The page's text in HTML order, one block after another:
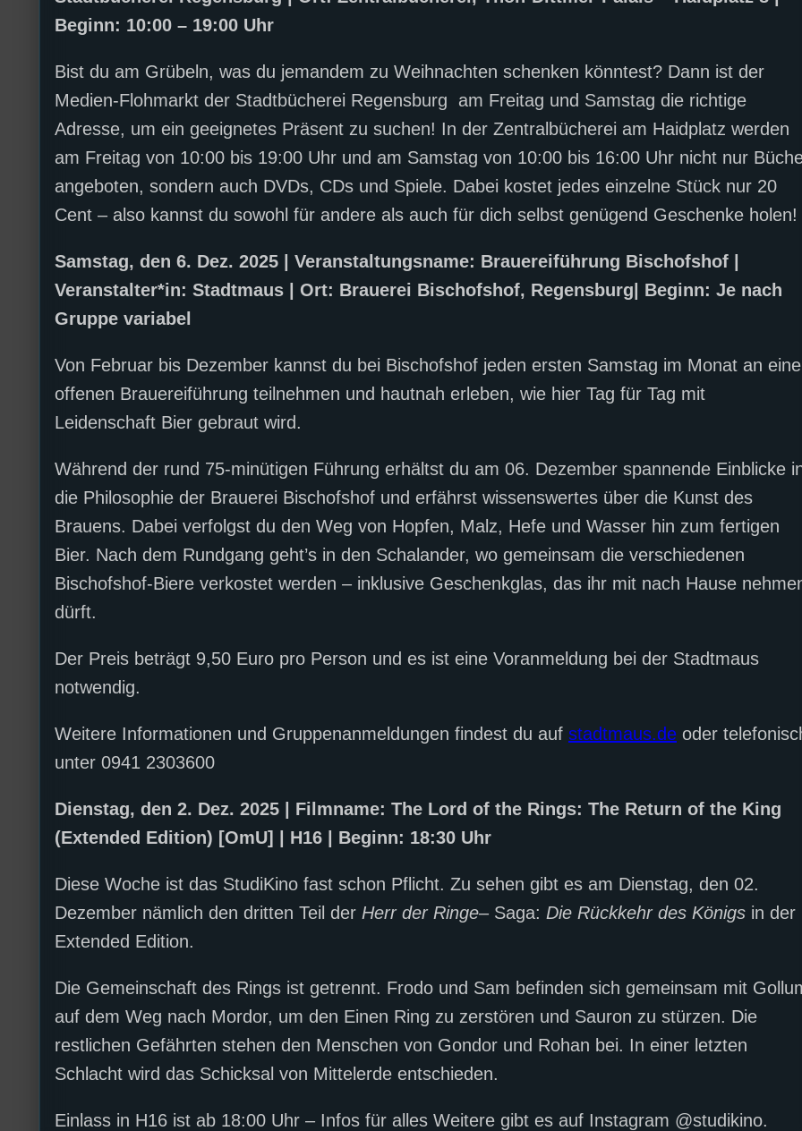
Beginn: 10:00 – 19:00 Uhr
Bist du am Grübeln, was du jemandem zu Weihnachten schenken könntest? Dann ist der
Medien-Flohmarkt der Stadtbücherei Regensburg am Freitag und Samstag die richtige
Adresse, um ein geeignetes Präsent zu suchen! In der Zentralbücherei am Haidplatz werden
am Freitag von 10:00 bis 19:00 Uhr und am Samstag von 10:00 bis 16:00 Uhr nicht nur
angeboten, sondern auch DVDs, CDs und Spiele. Dabei kostet jedes einzelne Stück nur 20
Cent – also kannst du sowohl für andere als auch für dich selbst genügend Geschenke holen!
Samstag, den 6. Dez. 2025 | Veranstaltungsname: Brauereiführung Bischofshof |
Veranstalter*in: Stadtmaus | Ort: Brauerei Bischofshof, Regensburg| Beginn: Je nach
Gruppe variabel
Von Februar bis Dezember kannst du bei Bischofshof jeden ersten Samstag im Monat an
offenen Brauereiführung teilnehmen und hautnah erleben, wie hier Tag für Tag mit
Leidenschaft Bier gebraut wird.
Während der rund 75-minütigen Führung erhältst du am 06. Dezember spannende Einblicke
die Philosophie der Brauerei Bischofshof und erfährst wissenswertes über die Kunst des
Brauens. Dabei verfolgst du den Weg von Hopfen, Malz, Hefe und Wasser hin zum fertigen
Bier. Nach dem Rundgang geht’s in den Schalander, wo gemeinsam die verschiedenen
Bischofshof-Biere verkostet werden – inklusive Geschenkglas, das ihr mit nach Hause
dürft.
Der Preis beträgt 9,50 Euro pro Person und es ist eine Voranmeldung bei der Stadtmaus
notwendig.
Weitere Informationen und Gruppenanmeldungen findest du auf stadtmaus.de oder
unter 0941 2303600
Dienstag, den 2. Dez. 2025 | Filmname: The Lord of the Rings: The Return of the King
(Extended Edition) [OmU] | H16 | Beginn: 18:30 Uhr
Diese Woche ist das StudiKino fast schon Pflicht. Zu sehen gibt es am Dienstag, den 02.
Dezember nämlich den dritten Teil der Herr der Ringe– Saga: Die Rückkehr des Königs in der
Extended Edition.
Die Gemeinschaft des Rings ist getrennt. Frodo und Sam befinden sich gemeinsam mit
auf dem Weg nach Mordor, um den Einen Ring zu zerstören und Sauron zu stürzen. Die
restlichen Gefährten stehen den Menschen von Gondor und Rohan bei. In einer letzten
Schlacht wird das Schicksal von Mittelerde entschieden.
Einlass in H16 ist ab 18:00 Uhr – Infos für alles Weitere gibt es auf Instagram @studikino.